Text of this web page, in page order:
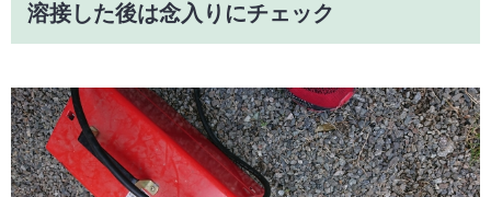
溶接した後は念入りにチェック